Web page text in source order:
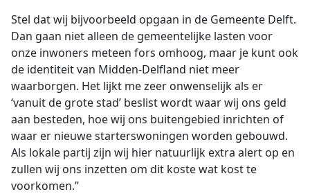
Stel dat wij bijvoorbeeld opgaan in de Gemeente Delft.
Dan gaan niet alleen de gemeentelijke lasten voor
onze inwoners meteen fors omhoog, maar je kunt ook
de identiteit van Midden-Delfland niet meer
waarborgen. Het lijkt me zeer onwenselijk als er
‘vanuit de grote stad’ beslist wordt waar wij ons geld
aan besteden, hoe wij ons buitengebied inrichten of
waar er nieuwe starterswoningen worden gebouwd.
Als lokale partij zijn wij hier natuurlijk extra alert op en
zullen wij ons inzetten om dit koste wat kost te
voorkomen.”